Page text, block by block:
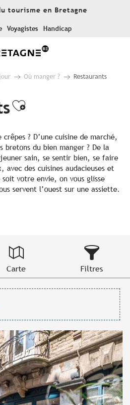
tourisme en Bretagne
Voyagistes Handicap
Où manger ? Restaurants
Ajouter aux
? D’une cuisine de marché,
du bien manger ? De la
sain, se sentir bien, se faire
des cuisines audacieuses et
soit votre envie, on vous glisse
servent l’ouest sur une assiette.
Carte Filtres